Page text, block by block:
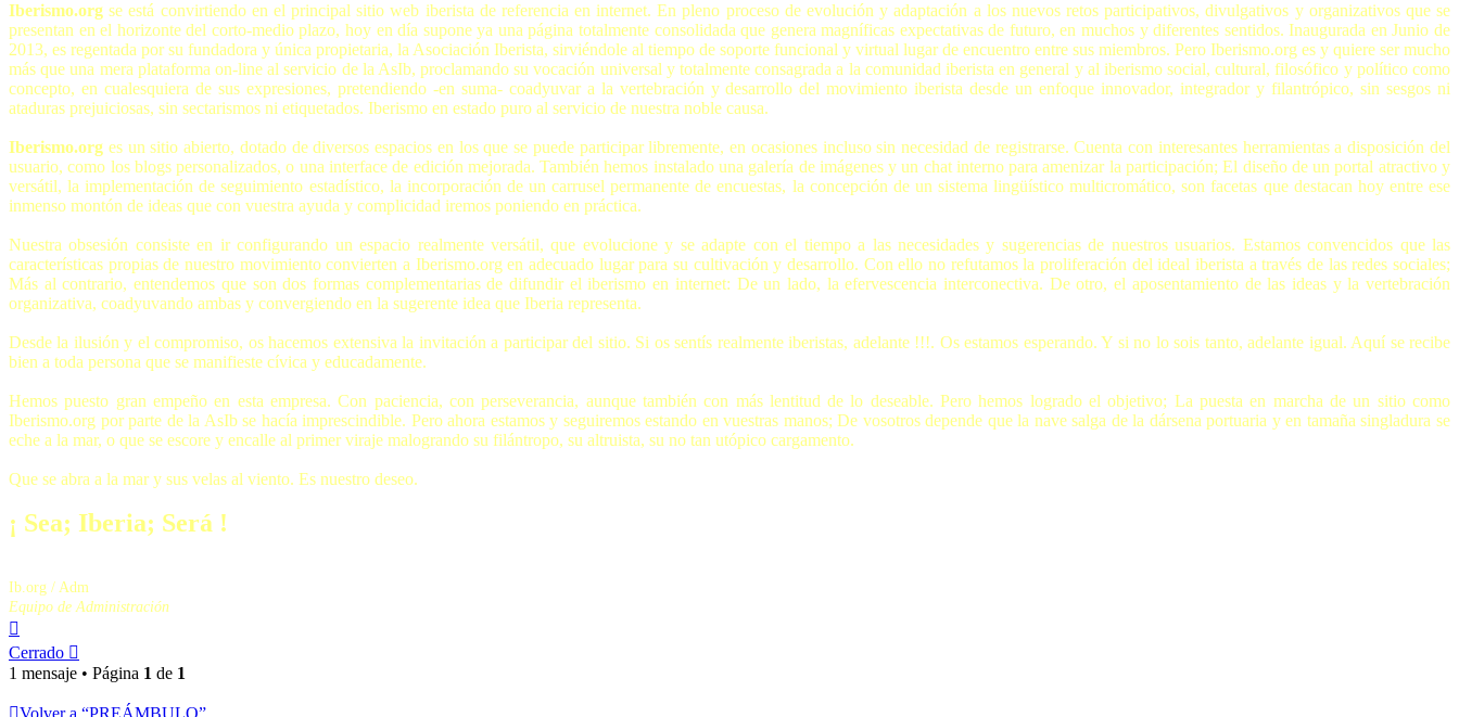
Iberismo.org se está convirtiendo en el principal sitio web iberista de referencia en internet. En pleno proceso de evolución y adaptación a los nuevos retos participativos, divulgativos y organizativos que se
presentan en el horizonte del corto-medio plazo, hoy en día supone ya una página totalmente consolidada que genera magníficas expectativas de futuro, en muchos y diferentes sentidos. Inaugurada en Junio de
2013, es regentada por su fundadora y única propietaria, la Asociación Iberista, sirviéndole al tiempo de soporte funcional y virtual lugar de encuentro entre sus miembros. Pero Iberismo.org es y quiere ser mucho
más que una mera plataforma on-line al servicio de la AsIb, proclamando su vocación universal y totalmente consagrada a la comunidad iberista en general y al iberismo social, cultural, filosófico y político como
concepto, en cualesquiera de sus expresiones, pretendiendo -en suma- coadyuvar a la vertebración y desarrollo del movimiento iberista desde un enfoque innovador, integrador y filantrópico, sin sesgos ni
ataduras prejuiciosas, sin sectarismos ni etiquetados. Iberismo en estado puro al servicio de nuestra noble causa.
Iberismo.org es un sitio abierto, dotado de diversos espacios en los que se puede participar libremente, en ocasiones incluso sin necesidad de registrarse. Cuenta con interesantes herramientas a disposición del
usuario, como los blogs personalizados, o una interface de edición mejorada. También hemos instalado una galería de imágenes y un chat interno para amenizar la participación; El diseño de un portal atractivo y
versátil, la implementación de seguimiento estadístico, la incorporación de un carrusel permanente de encuestas, la concepción de un sistema lingüístico multicromático, son facetas que destacan hoy entre ese
inmenso montón de ideas que con vuestra ayuda y complicidad iremos poniendo en práctica.
Nuestra obsesión consiste en ir configurando un espacio realmente versátil, que evolucione y se adapte con el tiempo a las necesidades y sugerencias de nuestros usuarios. Estamos convencidos que las
características propias de nuestro movimiento convierten a Iberismo.org en adecuado lugar para su cultivación y desarrollo. Con ello no refutamos la proliferación del ideal iberista a través de las redes sociales;
Más al contrario, entendemos que son dos formas complementarias de difundir el iberismo en internet: De un lado, la efervescencia interconectiva. De otro, el aposentamiento de las ideas y la vertebración
organizativa, coadyuvando ambas y convergiendo en la sugerente idea que Iberia representa.
Desde la ilusión y el compromiso, os hacemos extensiva la invitación a participar del sitio. Si os sentís realmente iberistas, adelante !!!. Os estamos esperando. Y si no lo sois tanto, adelante igual. Aquí se recibe
bien a toda persona que se manifieste cívica y educadamente.
Hemos puesto gran empeño en esta empresa. Con paciencia, con perseverancia, aunque también con más lentitud de lo deseable. Pero hemos logrado el objetivo; La puesta en marcha de un sitio como
Iberismo.org por parte de la AsIb se hacía imprescindible. Pero ahora estamos y seguiremos estando en vuestras manos; De vosotros depende que la nave salga de la dársena portuaria y en tamaña singladura se
eche a la mar, o que se escore y encalle al primer viraje malogrando su filántropo, su altruista, su no tan utópico cargamento.
Que se abra a la mar y sus velas al viento. Es nuestro deseo.
¡ Sea; Iberia; Será !
Ib.org / Adm
Equipo de Administración
Cerrado
1 mensaje • Página 1 de 1